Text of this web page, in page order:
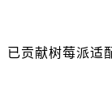
已贡献树莓派适